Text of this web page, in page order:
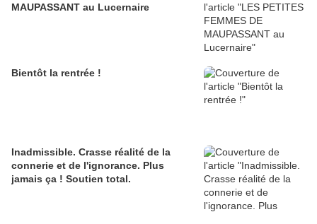
MAUPASSANT au Lucernaire
Bientôt la rentrée !
Inadmissible. Crasse réalité de la
connerie et de l'ignorance. Plus
jamais ça ! Soutien total.